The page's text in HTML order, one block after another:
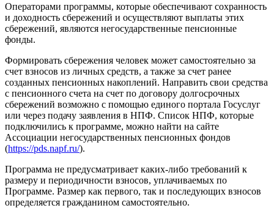
Операторами программы, которые обеспечивают сохранность
и доходность сбережений и осуществляют выплаты этих
сбережений, являются негосударственные пенсионные
фонды.
Формировать сбережения человек может самостоятельно за
счет взносов из личных средств, а также за счет ранее
созданных пенсионных накоплений. Направить свои средства
с пенсионного счета на счет по договору долгосрочных
сбережений возможно с помощью единого портала Госуслуг
или через подачу заявления в НПФ. Список НПФ, которые
подключились к программе, можно найти на сайте
Ассоциации негосударственных пенсионных фондов
(https://pds.napf.ru/).
Программа не предусматривает каких-либо требований к
размеру и периодичности взносов, уплачиваемых по
Программе. Размер как первого, так и последующих взносов
определяется гражданином самостоятельно.